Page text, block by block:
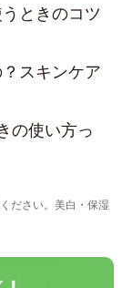
ときのコツ
スキンケア
の使い方っ
ださい。美白・保湿